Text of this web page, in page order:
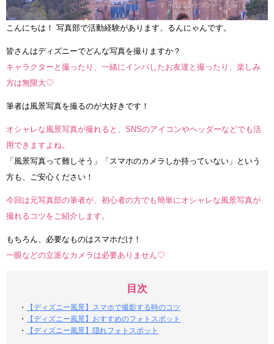
こんにちは！ 写真部で活動経験があります、るんにゃんです。
皆さんはディズニーでどんな写真を撮りますか？
キャラクターと撮ったり、一緒にインパしたお友達と撮ったり、楽しみ
方は無限大♡
筆者は風景写真を撮るのが大好きです！
オシャレな風景写真が撮れると、SNSのアイコンやヘッダーなどでも活
用できますよね。
「風景写真って難しそう」「スマホのカメラしか持っていない」という
方も、ご安心ください！
今回は元写真部の筆者が、初心者の方でも簡単にオシャレな風景写真が
撮れるコツをご紹介します。
もちろん、必要なものはスマホだけ！
一眼などの立派なカメラは必要ありません♡
目次
・
【ディズニー風景】スマホで撮影する時のコツ
・
【ディズニー風景】おすすめのフォトスポット
・
【ディズニー風景】隠れフォトスポット